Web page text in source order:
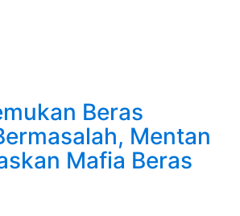
Beras
Mentan
Mafia Beras